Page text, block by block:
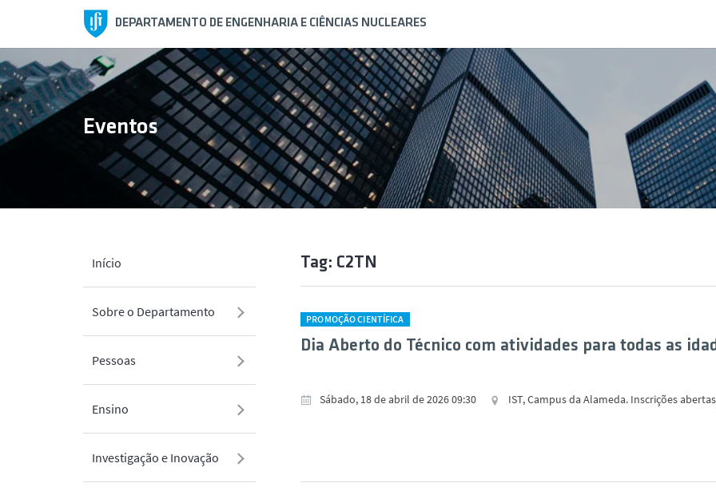
DEPARTAMENTO DE ENGENHARIA E CIÊNCIAS NUCLEARES
Início
Sobre o Departamento
Pessoas
Ensino
Investigação e Inovação
Eventos
Tag: C2TN
PROMOÇÃO CIENTÍFICA
Dia Aberto do Técnico com atividades para todas as
Sábado, 18 de abril de 2026 09:30 IST, Campus da Alameda. Inscrições